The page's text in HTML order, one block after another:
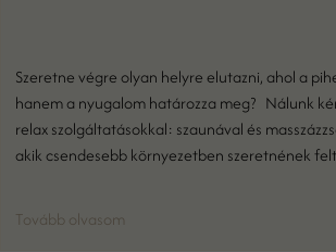
Szeretne végre olyan helyre elutazni, ahol a
hanem a nyugalom határozza meg? Nálunk
relax szolgáltatásokkal: szaunával és
akik csendesebb környezetben szeretnének
Tovább olvasom